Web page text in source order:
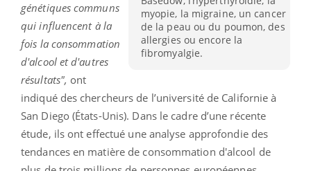
myopie, la migraine, un cancer
de la peau ou du poumon, des
allergies ou encore la
fibromyalgie.
génétiques communs
qui influencent à la
fois la consommation
d'alcool et d'autres
résultats", ont
indiqué des chercheurs de l’université de Californie à
San Diego (États-Unis). Dans le cadre d’une récente
étude, ils ont effectué une analyse approfondie des
tendances en matière de consommation d'alcool de